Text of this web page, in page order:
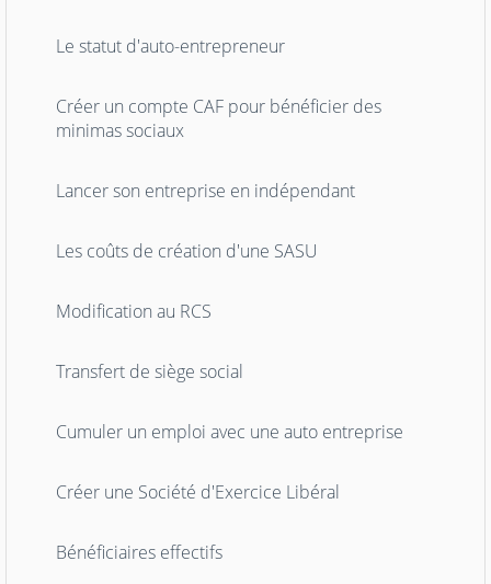
Le statut d'auto-entrepreneur
Créer un compte CAF pour bénéficier des
minimas sociaux
Lancer son entreprise en indépendant
Les coûts de création d'une SASU
Modification au RCS
Transfert de siège social
Cumuler un emploi avec une auto entreprise
Créer une Société d'Exercice Libéral
Bénéficiaires effectifs